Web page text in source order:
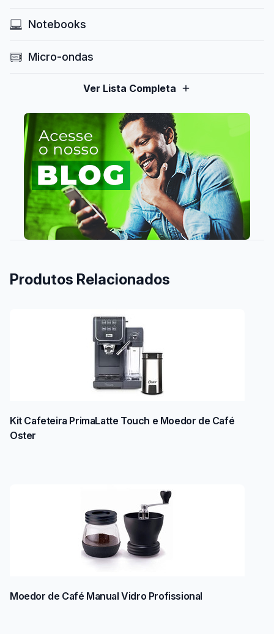
Notebooks
Micro-ondas
Ver Lista Completa
Produtos Relacionados
Kit Cafeteira PrimaLatte Touch e Moedor de Café
Oster
Moedor de Café Manual Vidro Profissional